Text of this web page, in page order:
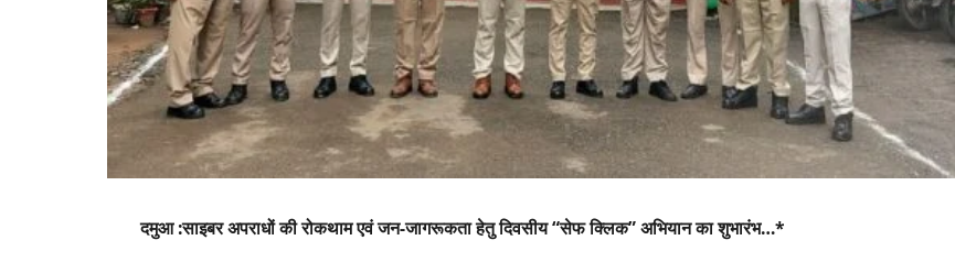
दमुआ :साइबर अपराधों की रोकथाम एवं जन-जागरूकता हेतु दिवसीय “सेफ क्लिक” अभियान का शुभारंभ…*